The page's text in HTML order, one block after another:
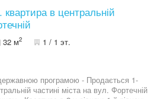
в центральній
32 м2 1 / 1 эт.
програмою - Продається 1-
частині міста на вул. Фортечній